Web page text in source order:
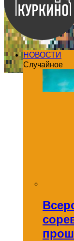
НОВОСТИ
Случайное